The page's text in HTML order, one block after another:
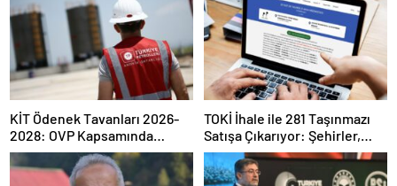
KİT Ödenek Tavanları 2026-
2028: OVP Kapsamında
Dağılım ve Kilit Ücretler
TOKİ İhale ile 281 Taşınmazı
Satışa Çıkarıyor: Şehirler,
Şartlar ve Zamanlama